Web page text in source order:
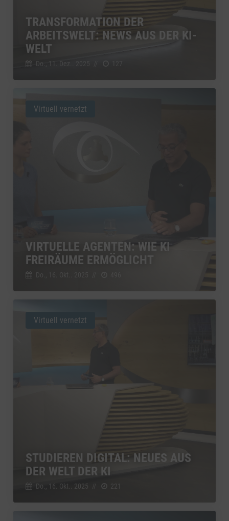
TRANSFORMATION DER
ARBEITSWELT: NEWS AUS DER KI-
WELT
Do., 11. Dez.. 2025 127
VIRTUELLE AGENTEN: WIE KI
FREIRÄUME ERMÖGLICHT
Do., 16. Okt.. 2025
Virtuell vernetzt
STUDIEREN DIGITAL: NEUES AUS
DER WELT DER KI
Do., 16. Okt.. 2025 // 221
Virtuell vernetzt